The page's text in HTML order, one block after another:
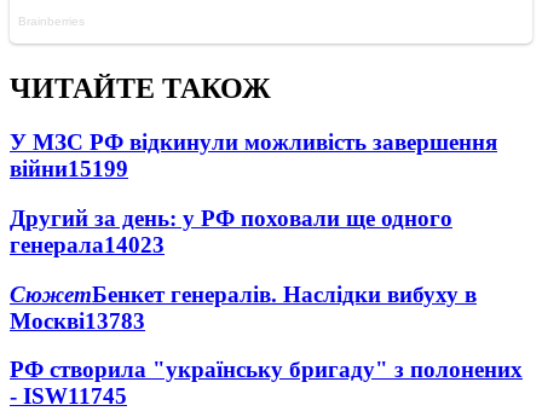
ЧИТАЙТЕ ТАКОЖ
У МЗС РФ відкинули можливість завершення
війни15199
Другий за день: у РФ поховали ще одного
генерала14023
СюжетБенкет генералів. Наслідки вибуху в
Москві13783
РФ створила "українську бригаду" з полонених
- ISW11745